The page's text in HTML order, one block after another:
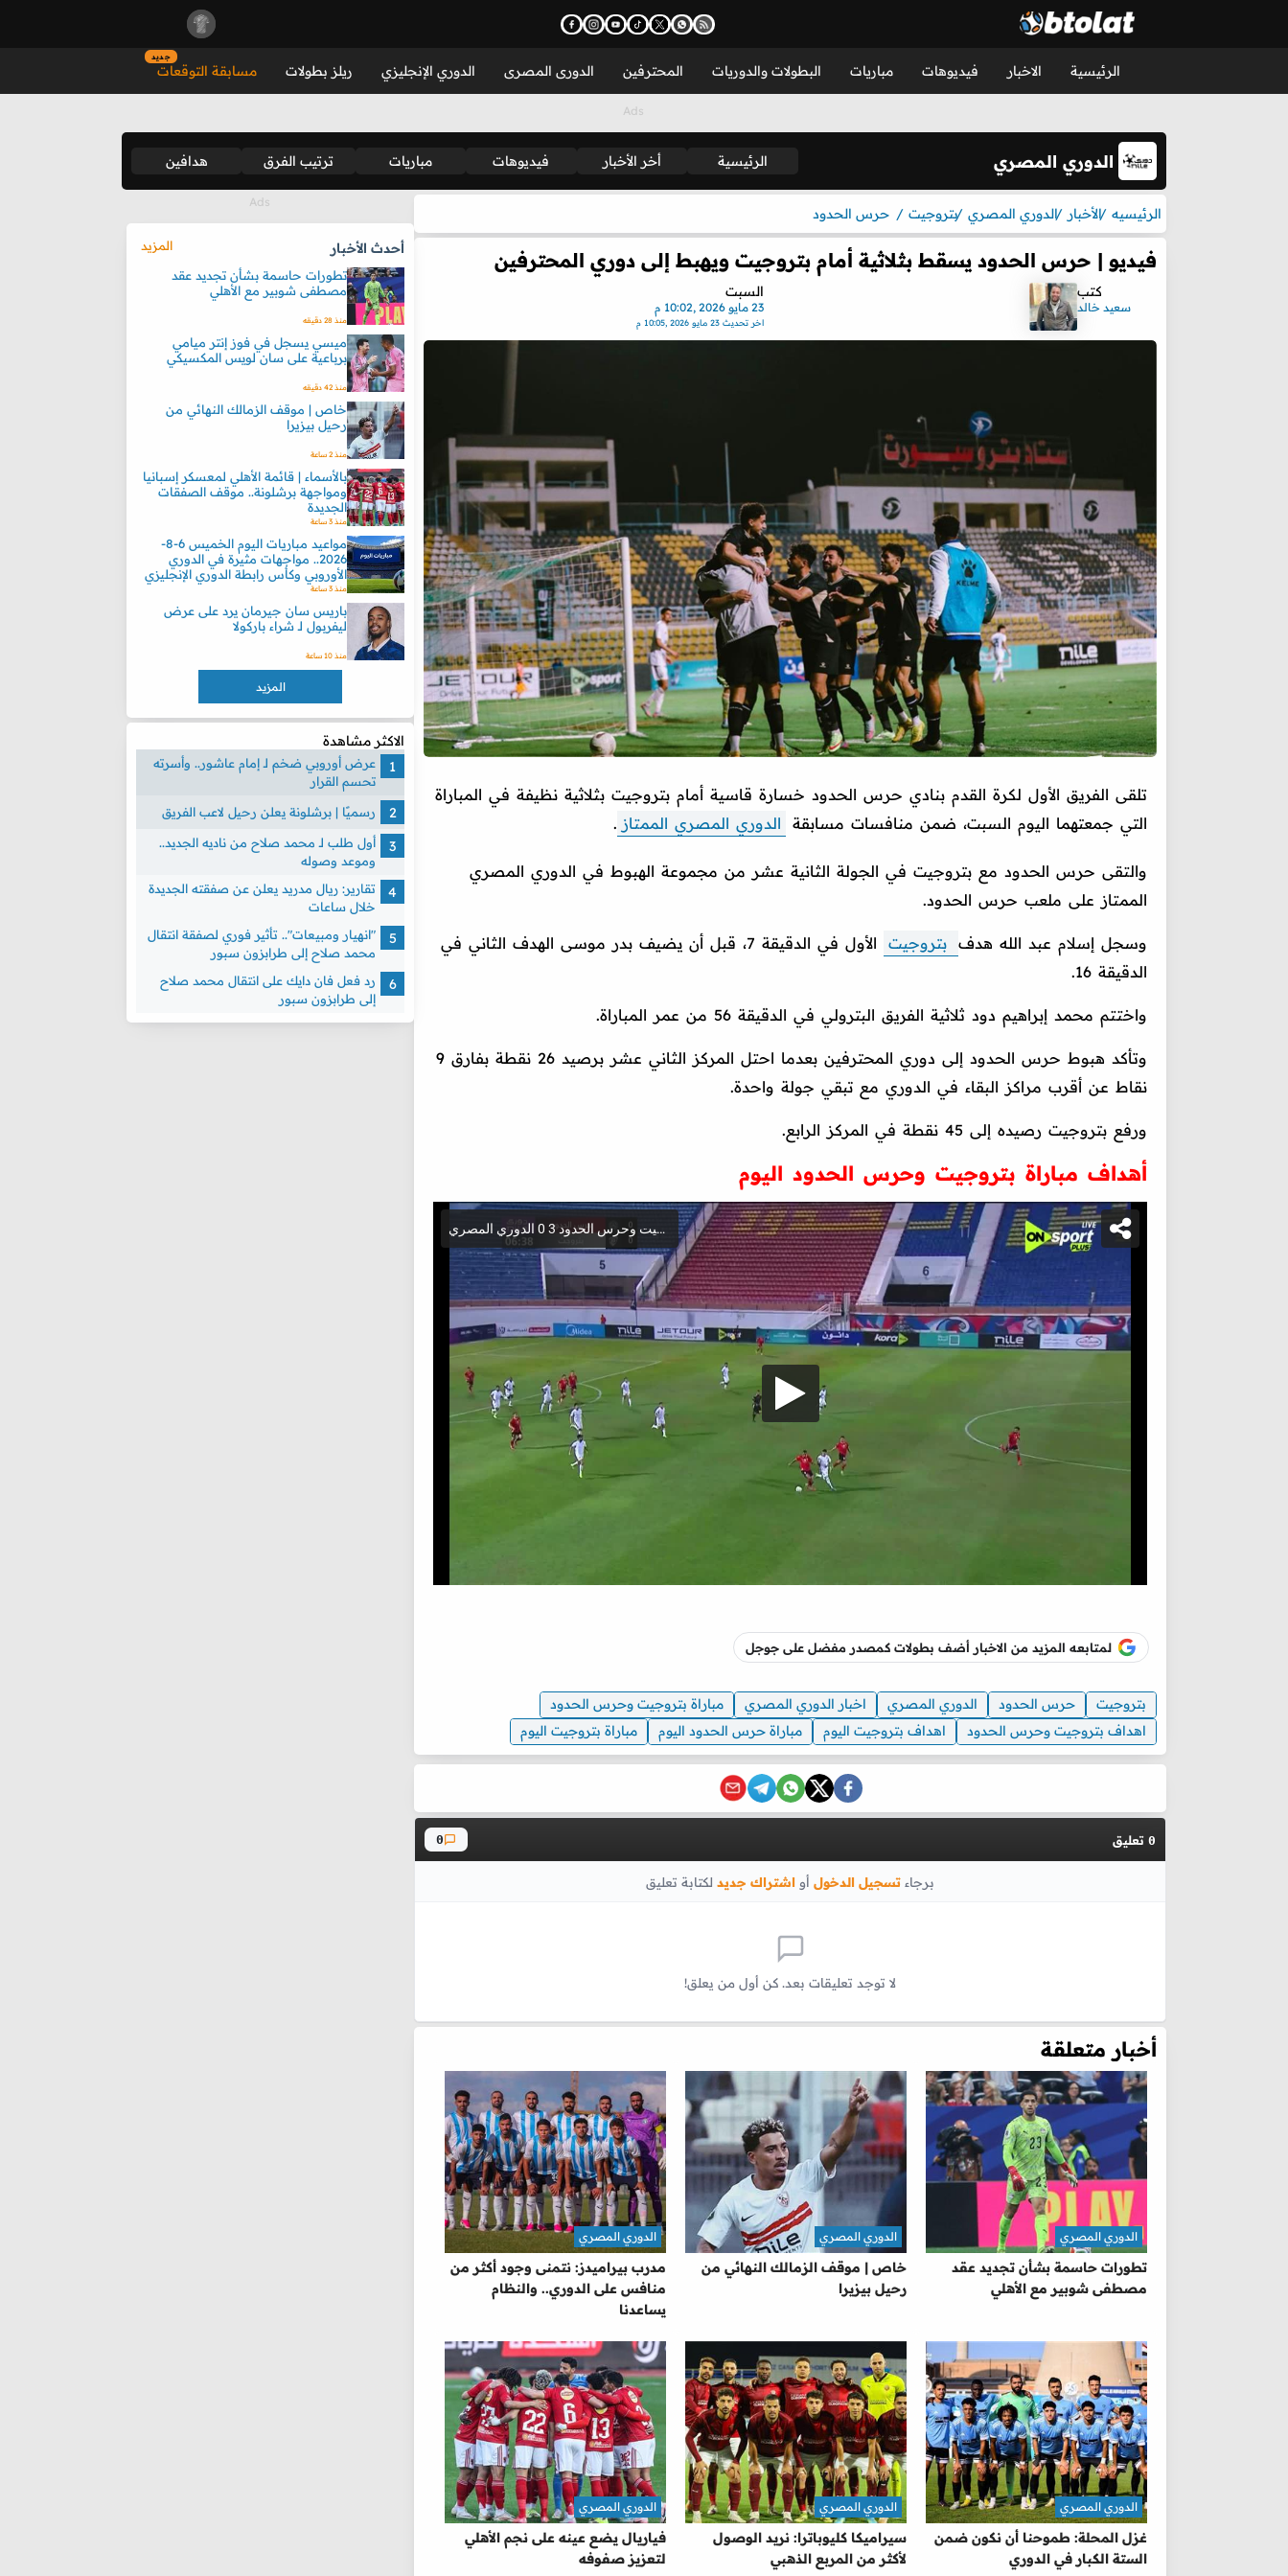
الرئيسية الاخبار فيديوهات مباريات البطولات والدوريات المحترفين الدورى المصرى الدوري الإنجليزي ريلز بطولات مسابقة التوقعات
جديد
الدوري المصري الرئيسية أخر الأخبار فيديوهات مباريات ترتيب الفرق هدافين
الرئيسيه الأخبار الدوري المصري بتروجيت حرس الحدود
فيديو | حرس الحدود يسقط بثلاثية أمام بتروجيت ويهبط إلى دوري المحترفين
كتب
سعيد خالد
السبت
23 مايو 2026 ,10:02 م
اخر تحديث 23 مايو 2026 ,10:05 م
تلقى الفريق الأول لكرة القدم بنادي حرس الحدود خسارة قاسية أمام بتروجيت بثلاثية نظيفة في المباراة
التي جمعتهما اليوم السبت، ضمن منافسات مسابقة
الدوري المصري الممتاز .
والتقى حرس الحدود مع بتروجيت في الجولة الثانية عشر من مجموعة الهبوط في الدوري المصري
الممتاز على ملعب حرس الحدود.
وسجل إسلام عبد الله هدف بتروجيت
الأول في الدقيقة 7، قبل أن يضيف بدر موسى الهدف الثاني في
الدقيقة 16.
واختتم محمد إبراهيم دود ثلاثية الفريق البترولي في الدقيقة 56 من عمر المباراة.
وتأكد هبوط حرس الحدود إلى دوري المحترفين بعدما احتل المركز الثاني عشر برصيد 26 نقطة بفارق 9
نقاط عن أقرب مراكز البقاء في الدوري مع تبقي جولة واحدة.
ورفع بتروجيت رصيده إلى 45 نقطة في المركز الرابع.
أهداف مباراة بتروجيت وحرس الحدود اليوم
لمتابعه المزيد من الاخبار أضف بطولات كمصدر مفضل على جوجل
بتروجيت حرس الحدود الدوري المصري اخبار الدوري المصري
مباراة بتروجيت وحرس الحدود
اهداف بتروجيت وحرس الحدود
اهداف بتروجيت اليوم مباراة حرس الحدود اليوم مباراة بتروجيت اليوم
0 تعليق 0
برجاء تسجيل الدخول أو اشتراك جديد لكتابة تعليق
لا توجد تعليقات بعد. كن أول من يعلق!
أخبار متعلقة
تطورات حاسمة بشأن تجديد عقد
مصطفى شوبير مع الأهلي
الدوري المصري
خاص | موقف الزمالك النهائي من
رحيل بيزيرا
الدوري المصري
مدرب بيراميدز: نتمنى وجود أكثر من
منافس على الدوري.. والنظام
يساعدنا
الدوري المصري
غزل المحلة: طموحنا أن نكون ضمن
الستة الكبار في الدوري
الدوري المصري
سيراميكا كليوباترا: نريد الوصول
لأكثر من المربع الذهبي
الدوري المصري
فياريال يضع عينه على نجم الأهلي
لتعزيز صفوفه
الدوري المصري
أحدث الأخبار
المزيد
تطورات حاسمة بشأن تجديد عقد
مصطفى شوبير مع الأهلي
منذ 28 دقيقه
ميسي يسجل في فوز إنتر ميامي
برباعية على سان لويس المكسيكي
منذ 42 دقيقه
خاص | موقف الزمالك النهائي من
رحيل بيزيرا
منذ 2 ساعة
بالأسماء | قائمة الأهلي لمعسكر إسبانيا
ومواجهة برشلونة.. موقف الصفقات
الجديدة
منذ 3 ساعة
مواعيد مباريات اليوم الخميس 6-8-
2026.. مواجهات مثيرة في الدوري
الأوروبي وكأس رابطة الدوري الإنجليزي
منذ 3 ساعة
باريس سان جيرمان يرد على عرض
ليفربول لـ شراء باركولا
منذ 10 ساعة
المزيد
الاكثر مشاهدة
عرض أوروبي ضخم لـ إمام عاشور.. وأسرته
تحسم القرار
رسميًا | برشلونة يعلن رحيل لاعب الفريق
أول طلب لـ محمد صلاح من ناديه الجديد..
وموعد وصوله
تقارير: ريال مدريد يعلن عن صفقته الجديدة
خلال ساعات
"انهيار ومبيعات".. تأثير فوري لصفقة انتقال
محمد صلاح إلى طرابزون سبور
رد فعل فان دايك على انتقال محمد صلاح
إلى طرابزون سبور